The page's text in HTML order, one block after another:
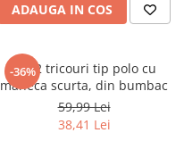
ADAUGA IN COS
-36%
Set 2 tricouri tip polo cu
maneca scurta, din bumbac
59,99 Lei
38,41 Lei